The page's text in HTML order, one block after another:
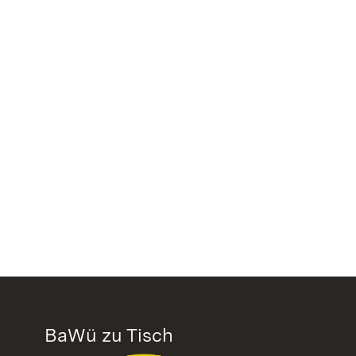
BaWü zu Tisch